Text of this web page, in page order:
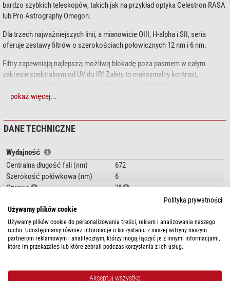
bardzo szybkich teleskopów, takich jak na przykład optyka Celestron RASA
lub Pro Astrography Omegon.
Dla trzech najważniejszych linii, a mianowicie OIII, H-alpha i SII, seria
oferuje zestawy filtrów o szerokościach połowicznych 12 nm i 6 nm.
Filtry zapewniają najlepszą możliwą blokadę poza pasmem w całym
zakresie spektralnym od UV do IR! Zalety to maksymalny kontrast,
odwzorowanie gwiazd. Dzięki wąskopasmowym filtrom liniowym
zdjęcia astronomicznego!
Aby uzyskać jak najlepszy uzysk, wymagana jest maksymalna
przepuszczalność filtrów:
W przypadku filtrów MaxFR o szerokości połowicznej 12 nm oznacza to
nieograniczoną użyteczność w zakresie od f/1,7 do f/8 i około 85%
W przypadku filtrów MaxFR o szerokości połowicznej 6 nm oznacza to
nieograniczoną możliwość stosowania w zakresie od f/2,2 do f/8 oraz
około 90% maksymalnej przepuszczalności
Filtr sii został zoptymalizowany pod kątem uzyskania szczególnie
alfa i NII (azotowego).
pokaż więcej...
DANE TECHNICZNE
Wydajność
Centralna długość fali (nm)
672
Szerokość połówkowa (nm)
6
Oprawa
2"
Materiał oprawki
Powłoka antyrefleksyjna układu
optycznego
MRF
Podłączenie (strona teleskopu) 2"
Ogólnie
Polityka prywatności
Używamy plików cookie
Używamy plików cookie do personalizowania treści, reklam i analizowania naszego
ruchu. Udostępniamy również informacje o korzystaniu z naszej witryny naszym
partnerom reklamowym i analitycznym, którzy mogą łączyć je z innymi informacjami,
które im przekazałeś lub które zebrali podczas korzystania z ich usług.
Akceptuj wszystko